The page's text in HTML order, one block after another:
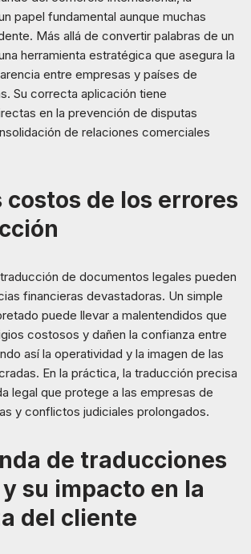
papel fundamental aunque muchas
Más allá de convertir palabras de un
herramienta estratégica que asegura la
entre empresas y países de
Su correcta aplicación tiene
en la prevención de disputas
de relaciones comerciales
costos de los errores
de documentos legales pueden
financieras devastadoras. Un simple
puede llevar a malentendidos que
costosos y dañen la confianza entre
así la operatividad y la imagen de las
En la práctica, la traducción precisa
legal que protege a las empresas de
y conflictos judiciales prolongados.
de traducciones
su impacto en la
del cliente